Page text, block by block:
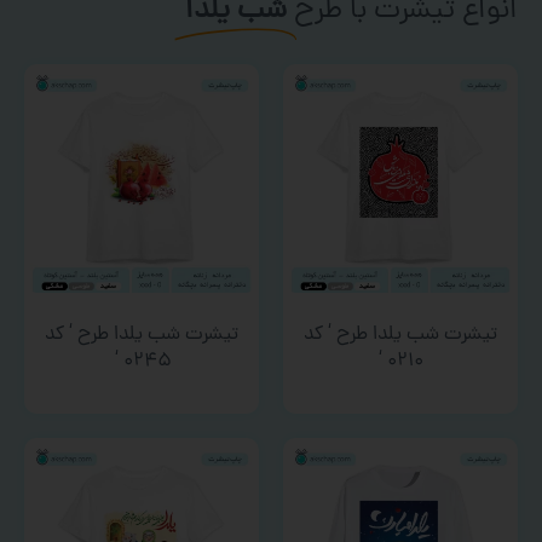
انواع تیشرت با طرحشب یلدا
تیشرت شب یلدا طرح ‘ کد
۰۲۱۰ ‘
تیشرت شب یلدا طرح ‘ کد
۰۲۴۵ ‘